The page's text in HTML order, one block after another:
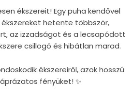
ékszereit! Egy puha kendővel
hetente többször,
az izzadságot és a lecsapódott
csillogó és hibátlan marad.
ékszereiről, azok hosszú
fényüket! ✨